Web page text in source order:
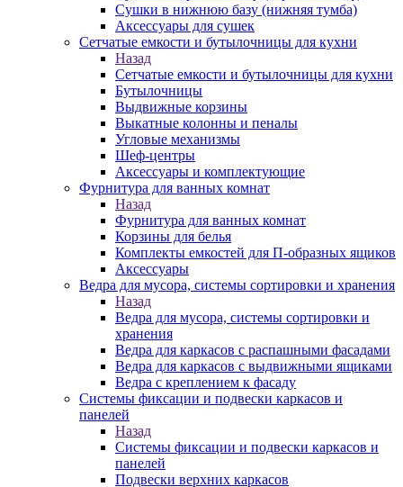
Сушки в нижнюю базу (нижняя тумба)
Аксессуары для сушек
Сетчатые емкости и бутылочницы для кухни
Назад
Сетчатые емкости и бутылочницы для кухни
Бутылочницы
Выдвижные корзины
Выкатные колонны и пеналы
Угловые механизмы
Шеф-центры
Аксессуары и комплектующие
Фурнитура для ванных комнат
Назад
Фурнитура для ванных комнат
Корзины для белья
Комплекты емкостей для П-образных ящиков
Аксессуары
Ведра для мусора, системы сортировки и хранения
Назад
Ведра для мусора, системы сортировки и
хранения
Ведра для каркасов с распашными фасадами
Ведра для каркасов с выдвижными ящиками
Ведра с креплением к фасаду
Системы фиксации и подвески каркасов и
панелей
Назад
Системы фиксации и подвески каркасов и
панелей
Подвески верхних каркасов